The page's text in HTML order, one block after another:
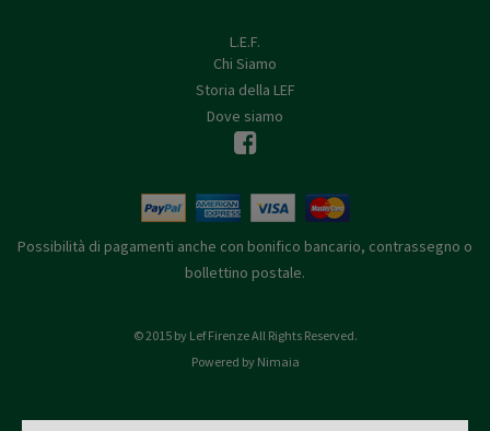
L.E.F.
Chi Siamo
Storia della LEF
Dove siamo
Possibilità di pagamenti anche con bonifico bancario, contrassegno o
bollettino postale.
© 2015 by Lef Firenze All Rights Reserved.
Powered by Nimaia